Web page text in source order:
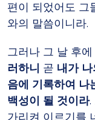
편이 되었어도 그
와의 말씀이니라.
그러나 그 날 후에
러하니 곧 내가
음에 기록하여 나
백성이 될 것이라.
가리켜 이르기를